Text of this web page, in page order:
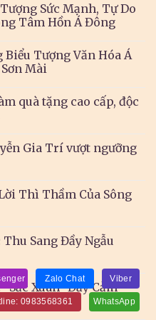
Sức Mạnh, Tự Do
Tâm Hồn Á Đông
Biểu Tượng Văn Hóa Á
Mài
quà tặng cao cấp, độc
Gia Trí vượt ngưỡng
Thì Thầm Của Sông
Thu Sang Đầy Ngẫu
Xuân” Đầy Cảm
Viber
Zalo Chat
WhatsApp
0983568361